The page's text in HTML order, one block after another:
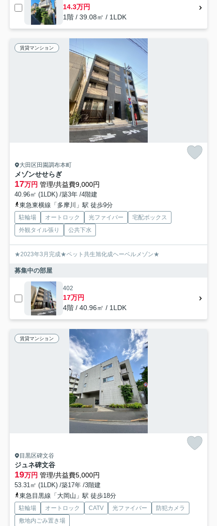
14.3万円
1階 / 39.08㎡ / 1LDK
賃貸マンション
大田区田園調布本町
メゾンせせらぎ
17万円 管理/共益費9,000円
40.96㎡ (1LDK) /築3年 /4階建
東急東横線「多摩川」駅 徒歩9分
駐輪場 オートロック 光ファイバー
宅配ボックス
外観タイル張り
公共下水
★2023年3月完成★ペット共生旭化成ヘーベルメゾン★
募集中の部屋
402
17万円
4階 / 40.96㎡ / 1LDK
賃貸マンション
目黒区碑文谷
ジュネ碑文谷
19万円 管理/共益費5,000円
53.31㎡ (1LDK) /築17年 /3階建
東急目黒線「大岡山」駅 徒歩18分
駐輪場 オートロック CATV 光ファイバー
防犯カメラ
敷地内ごみ置き場